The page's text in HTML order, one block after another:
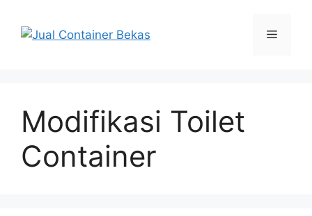
content
Menu
Modifikasi Toilet
Container